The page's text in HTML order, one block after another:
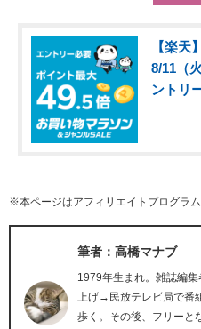
【楽天
8/11（
ントリ
※本ページはアフィリエイトプログラ
筆者：高橋マナブ
1979年生まれ。雑誌編
上げ→民放テレビ局で番
歩く。その後、フリーと